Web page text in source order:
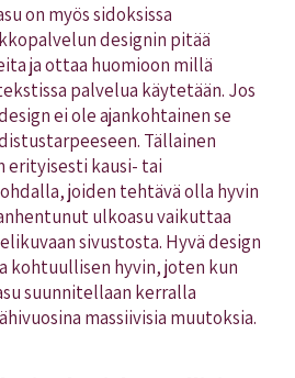
on myös sidoksissa
designin pitää
ja ottaa huomioon millä
palvelua käytetään. Jos
ei ole ajankohtainen se
Tällainen
erityisesti kausi- tai
joiden tehtävä olla hyvin
ulkoasu vaikuttaa
sivustosta. Hyvä design
kohtuullisen hyvin, joten kun
suunnitellaan kerralla
massiivisia muutoksia.